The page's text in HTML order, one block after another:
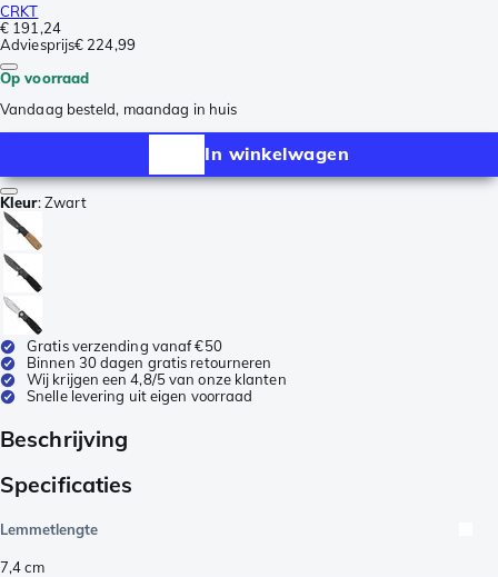
CRKT
€ 191,24
Adviesprijs€ 224,99
Op voorraad
Vandaag besteld, maandag in huis
In winkelwagen
Kleur:Zwart
Gratis verzending vanaf €50
Binnen 30 dagen gratis retourneren
Wij krijgen een 4,8/5 van onze klanten
Snelle levering uit eigen voorraad
Beschrijving
Specificaties
Lemmetlengte
7,4cm